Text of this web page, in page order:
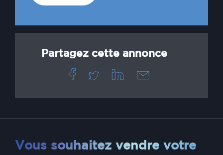
Partagez cette annonce
Vous souhaitez vendre votre